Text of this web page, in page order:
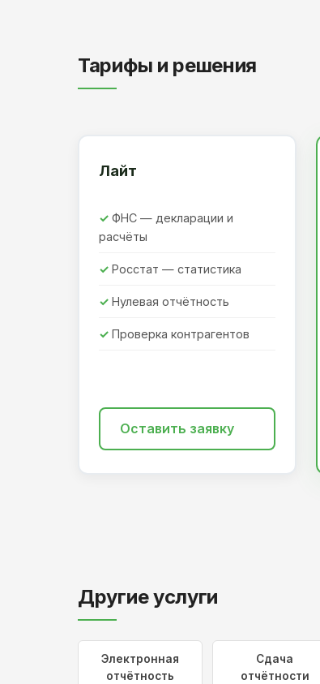
Тарифы и решения
Лайт
ФНС — декларации и
расчёты
Росстат — статистика
Нулевая отчётность
Проверка контрагентов
Оставить заявку
Другие услуги
Электронная
отчётность
Сдача
отчётности